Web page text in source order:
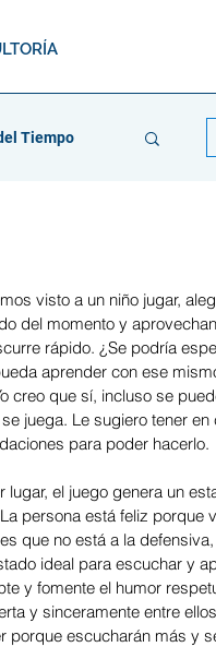
Tiempo
Logística
visto a un niño jugar,
del momento y
rápido. ¿Se podría
aprender con ese
creo que sí, incluso se
juega. Le sugiero tener en
para poder hacerlo.
lugar, el juego genera un
persona está feliz porque
que no está a la
ideal para escuchar y
y fomente el humor
y sinceramente entre
porque escucharán más y